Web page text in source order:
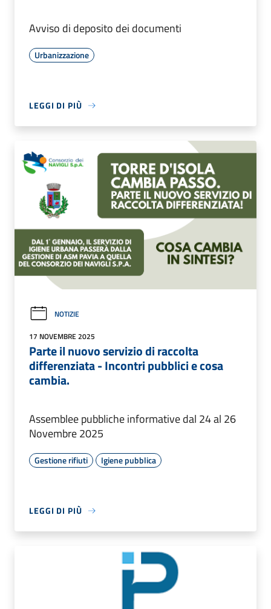
Avviso di deposito dei documenti
Urbanizzazione
LEGGI DI PIÙ
NOTIZIE
17 NOVEMBRE 2025
Parte il nuovo servizio di raccolta
differenziata - Incontri pubblici e cosa
cambia.
Assemblee pubbliche informative dal 24 al 26
Novembre 2025
Gestione rifiuti Igiene pubblica
LEGGI DI PIÙ